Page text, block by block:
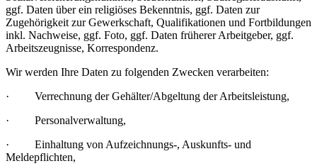
ggf. Daten über ein religiöses Bekenntnis, ggf. Daten zur
Zugehörigkeit zur Gewerkschaft, Qualifikationen und Fortbildungen
inkl. Nachweise, ggf. Foto, ggf. Daten früherer Arbeitgeber, ggf.
Arbeitszeugnisse, Korrespondenz.
Wir werden Ihre Daten zu folgenden Zwecken verarbeiten:
· Verrechnung der Gehälter/Abgeltung der Arbeitsleistung,
· Personalverwaltung,
· Einhaltung von Aufzeichnungs-, Auskunfts- und
Meldepflichten,